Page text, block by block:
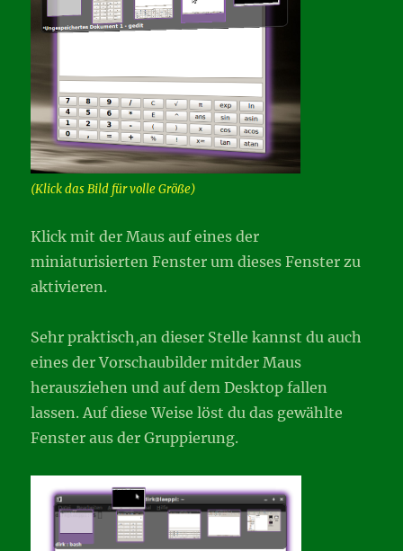
(Klick das Bild für volle Größe)
Klick mit der Maus auf eines der
miniaturisierten Fenster um dieses Fenster zu
aktivieren.
Sehr praktisch,an dieser Stelle kannst du auch
eines der Vorschaubilder mitder Maus
herausziehen und auf dem Desktop fallen
lassen. Auf diese Weise löst du das gewählte
Fenster aus der Gruppierung.